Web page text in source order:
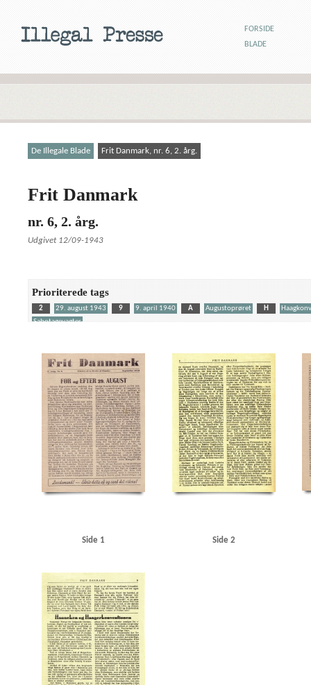
FORSIDE
BLADE
De Illegale Blade Frit Danmark, nr. 6, 2. årg.
Frit Danmark
nr. 6, 2. årg.
Udgivet 12/09-1943
Prioriterede tags
2 29. august 1943 9 9. april 1940 A Augustoprøret H
Sabotagevagter
Aalborg Aalborg Privatbaner Amalienborg
Andersen, Alsing,
Christian X
Christmas Møller, John, politiker D Dagmarhus Dansk Aero
Esbjerg
Eskelund, Karl, chef for Udenrigsministeriets Pressebureau F
Damgaard, Hans, biskop
G Goebbels, Joseph Gørtz, Ebbe, general
Helsingør
Hjemmefronten, blad Holland Hvidbogen I
Ikke-
Knutzen, Peter, generaldirektør
Kolding Kommunistloven Korsør Krusaa
Mewis, Raoul, viceadmiral
Moskva Radio Munch, Peter, politiker N
Officerskolen, Frederiksberg
OKW (Oberkommando der Wehrmacht) P
Prior,
Rechnitzer, Hjalmar, viceadmiral
Rigsdagen, den danske Rørdal, fabrik
Studenternes Efterretningstjeneste
Swinemünde Sørensen, konstruktør
Side 1 Side 2